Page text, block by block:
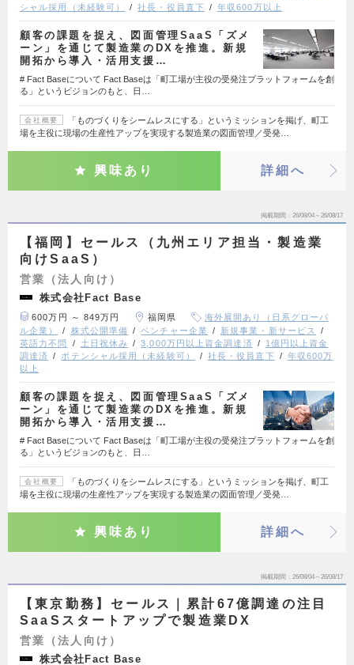
シャル採用（未経験可）
社長・役員直下 年収600万以上
顧客の課題を捉え、図面管理SaaS「ズメ
ーン」を通じて製造業のDXを推進。新規
開拓から導入・活用支援…
# Fact Baseについて Fact Baseは「町工場が主役の受発注プラットフォームを創
る」というビジョンのもと、日…
会社概要
「ものづくりをシームレスにする」というミッションを掲げ、町工
場を主役に現場の生産性アップを実現する製造業の図面管理／受発…
興味あり 詳細へ
掲載期間 26/08/04～26/08/17
【福岡】セールス（九州エリア担当・製造業
向けSaaS）
営業（法人向け）
株式会社Fact Base
600万円 ～ 849万円 福岡県
海外展開あり（日系グローバ
ル企業）
株式公開準備 ベンチャー企業
新規事業・新サービス
英語力不問
土日祝休み 3,000万円以上資金調達済
1億円以上資金
調達済
ポテンシャル採用（未経験可） 社長・役員直下
年収600万
以上
顧客の課題を捉え、図面管理SaaS「ズメ
ーン」を通じて製造業のDXを推進。新規
開拓から導入・活用支援…
# Fact Baseについて Fact Baseは「町工場が主役の受発注プラットフォームを創
る」というビジョンのもと、日…
会社概要
「ものづくりをシームレスにする」というミッションを掲げ、町工
場を主役に現場の生産性アップを実現する製造業の図面管理／受発…
興味あり 詳細へ
掲載期間 26/08/04～26/08/17
【東京勤務】セールス｜累計67億調達の注目
SaaSスタートアップで製造業DX
営業（法人向け）
株式会社Fact Base